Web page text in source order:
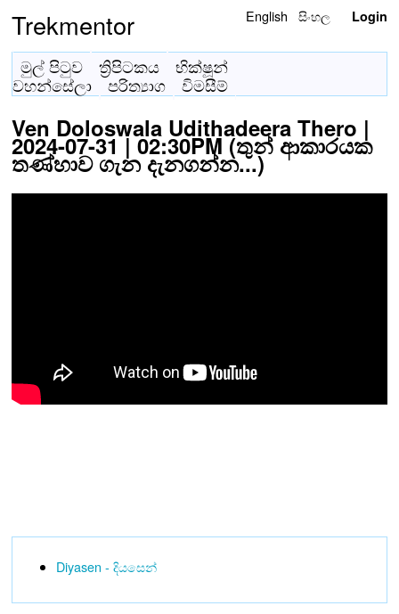
Trekmentor English සිංහල Login
මුල් පිටුව ත්‍රිපිටකය
භික්ෂූන්
වහන්සේලා
පරිත්‍යාග විමසීම්
Ven Doloswala Udithadeera Thero |
2024-07-31 | 02:30PM (තුන් ආකාරයක
තණ්හාව ගැන දැනගන්න...)
Diyasen - දියසෙන්